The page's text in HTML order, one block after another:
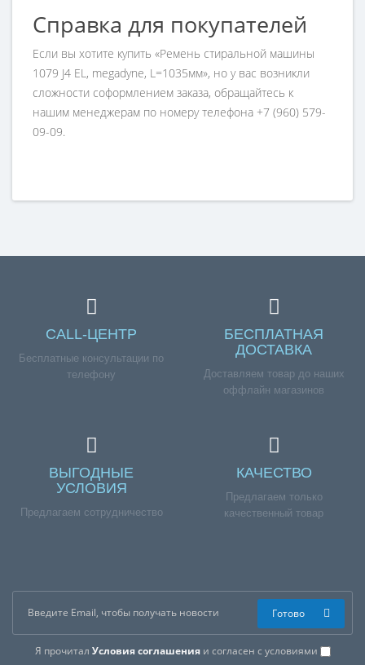
Справка для покупателей
Если вы хотите купить «Ремень стиральной машины
1079 J4 EL, megadyne, L=1035мм», но у вас возникли
сложности соформлением заказа, обращайтесь к
нашим менеджерам по номеру телефона +7 (960) 579-
09-09.
CALL-ЦЕНТР
Бесплатные консультации по
телефону
БЕСПЛАТНАЯ
ДОСТАВКА
Доставляем товар до наших
оффлайн магазинов
ВЫГОДНЫЕ
УСЛОВИЯ
Предлагаем сотрудничество
КАЧЕСТВО
Предлагаем только
качественный товар
Я прочитал Условия соглашенияи согласен с условиями
Готово